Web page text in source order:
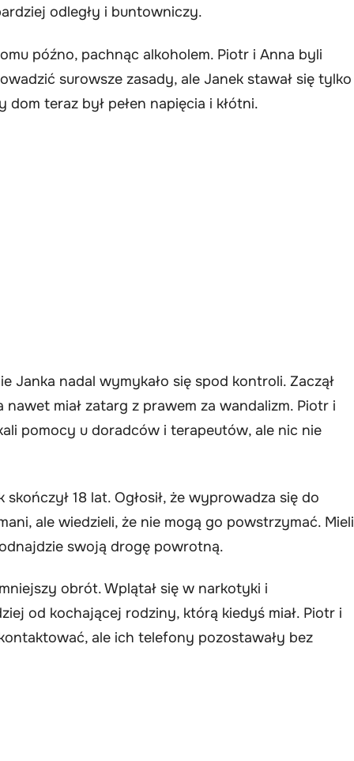
odległy i buntowniczy.
późno, pachnąc alkoholem. Piotr i Anna byli
surowsze zasady, ale Janek stawał się tylko
teraz był pełen napięcia i kłótni.
Janka nadal wymykało się spod kontroli. Zaczął
miał zatarg z prawem za wandalizm. Piotr i
pomocy u doradców i terapeutów, ale nic nie
18 lat. Ogłosił, że wyprowadza się do
ale wiedzieli, że nie mogą go powstrzymać. Mieli
swoją drogę powrotną.
obrót. Wplątał się w narkotyki i
od kochającej rodziny, którą kiedyś miał. Piotr i
ale ich telefony pozostawały bez